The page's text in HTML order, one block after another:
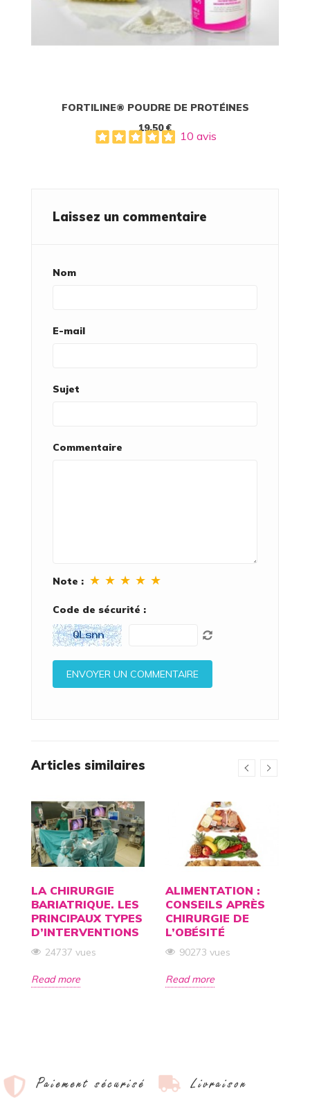
FORTILINE® POUDRE DE PROTÉINES
19,50 €
10 avis
Laissez un commentaire
Nom
E-mail
Sujet
Commentaire
Note : ★ ★ ★ ★ ★
Code de sécurité :
Articles similaires
LA CHIRURGIE
BARIATRIQUE. LES
PRINCIPAUX TYPES
D’INTERVENTIONS
24737 vues
Read more
ALIMENTATION :
CONSEILS APRÈS
CHIRURGIE DE
L’OBÉSITÉ
90273 vues
Read more
Paiement sécurisé Livraison